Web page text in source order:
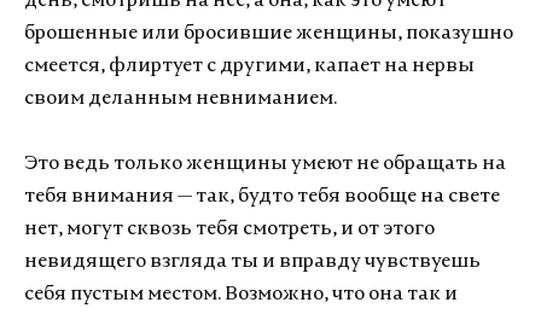
брошенные или бросившие женщины, показушно
смеется, флиртует с другими, капает на нервы
своим деланным невниманием.
Это ведь только женщины умеют не обращать на
тебя внимания — так, будто тебя вообще на свете
нет, могут сквозь тебя смотреть, и от этого
невидящего взгляда ты и вправду чувствуешь
себя пустым местом. Возможно, что она так и